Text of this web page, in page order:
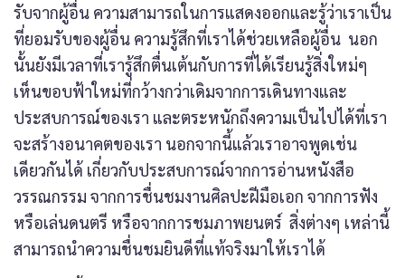
รับจากผู้อื่น ความสามารถในการแสดงออกและรู้ว่าเราเป็น
ที่ยอมรับของผู้อื่น ความรู้สึกที่เราได้ช่วยเหลือผู้อื่น นอก
นั้นยังมีเวลาที่เรารู้สึกตื่นเต้นกับการที่ได้เรียนรู้สิ่งใหม่ๆ
เห็นขอบฟ้าใหม่ที่กว้างกว่าเดิมจากการเดินทางและ
ประสบการณ์ของเรา และตระหนักถึงความเป็นไปได้ที่เรา
จะสร้างอนาคตของเรา นอกจากนี้แล้วเราอาจพูดเช่น
เดียวกันได้ เกี่ยวกับประสบการณ์จากการอ่านหนังสือ
วรรณกรรม จากการชื่นชมงานศิลปะฝีมือเอก จากการฟัง
หรือเล่นดนตรี หรือจากการชมภาพยนตร์ สิ่งต่างๆ เหล่านี้
สามารถนำความชื่นชมยินดีที่แท้จริงมาให้เราได้